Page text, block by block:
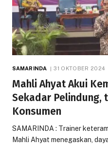
SAMARINDA 31 OKTOBER 2024
Mahli Ahyat Akui
Sekadar Pelindung,
Konsumen
SAMARINDA : Trainer
Mahli Ahyat menegaskan,